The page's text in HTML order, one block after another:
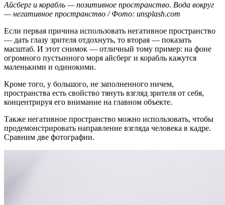
Айсберг и корабль — позитивное пространство. Вода вокруг
— негативное пространство / Фото: unsplash.com
Если первая причина использовать негативное пространство
— дать глазу зрителя отдохнуть, то вторая — показать
масштаб. И этот снимок — отличный тому пример: на фоне
огромного пустынного моря айсберг и корабль кажутся
маленькими и одинокими.
Кроме того, у большого, не заполненного ничем,
пространства есть свойство тянуть взгляд зрителя от себя,
концентрируя его внимание на главном объекте.
Также негативное пространство можно использовать, чтобы
продемонстрировать направление взгляда человека в кадре.
Сравним две фотографии.